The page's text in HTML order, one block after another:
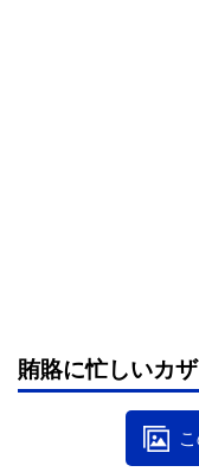
賄賂に忙しいカ